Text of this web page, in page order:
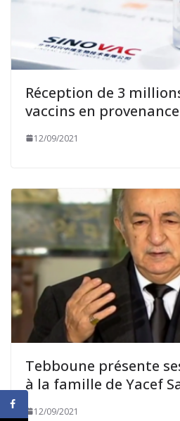
Réception de 3
vaccins en
12/09/2021
Tebboune présente
à la famille de Yacef
12/09/2021